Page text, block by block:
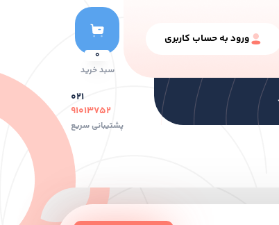
ورود به حساب کاربری
0
سبد خرید
۰۲۱
۹۱۰۱۳۷۵۲
پشتیبانی سریع